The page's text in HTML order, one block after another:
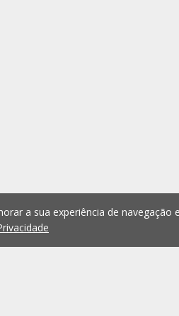
a sua experiência de navegação